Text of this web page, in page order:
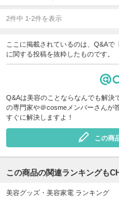
2件中 1-2件を表示
ここに掲載されているのは、Q&Aで
に関する投稿を抜粋したものです。
Q&Aは美容のことならなんでも解決
の専門家や＠cosmeメンバーさんが
すぐに解決しますよ！
この商
この商品の関連ランキングも
美容グッズ・美容家電 ランキング